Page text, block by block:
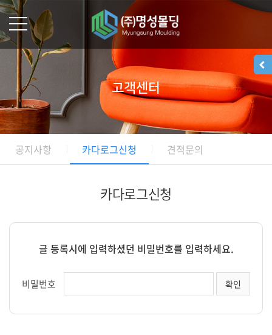
고객센터
공지사항 카다로그신청 견적문의
카다로그신청
글 등록시에 입력하셨던 비밀번호를 입력하세요.
비밀번호